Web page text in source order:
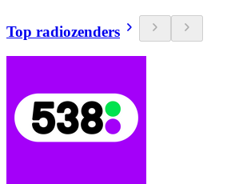
Top radiozenders